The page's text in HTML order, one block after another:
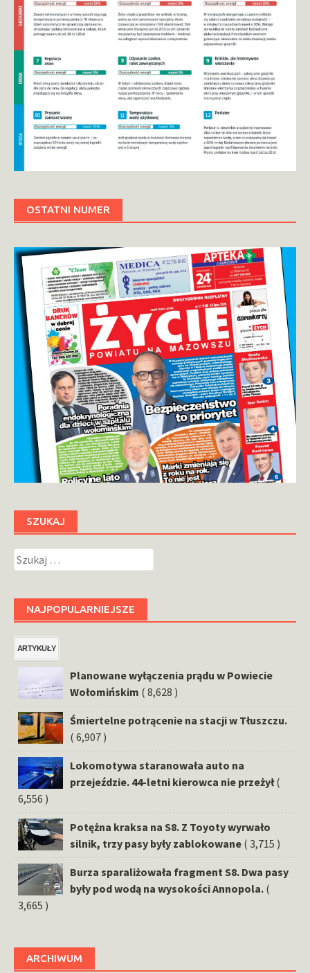
OSTATNI NUMER
SZUKAJ
Szukaj:
NAJPOPULARNIEJSZE
ARTYKUŁY
Planowane wyłączenia prądu w Powiecie
Wołomińskim ( 8,628 )
Śmiertelne potrącenie na stacji w Tłuszczu.
( 6,907 )
Lokomotywa staranowała auto na
przejeździe. 44-letni kierowca nie przeżył (
6,556 )
Potężna kraksa na S8. Z Toyoty wyrwało
silnik, trzy pasy były zablokowane ( 3,715 )
Burza sparaliżowała fragment S8. Dwa pasy
były pod wodą na wysokości Annopola. (
3,665 )
ARCHIWUM